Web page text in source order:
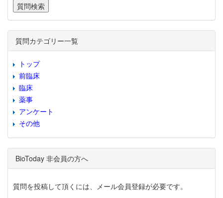
質問カテゴリー一覧
トップ
前臨床
臨床
薬事
アンケート
その他
BioToday 非会員の方へ
質問を投稿して頂くには、メール会員登録が必要です。